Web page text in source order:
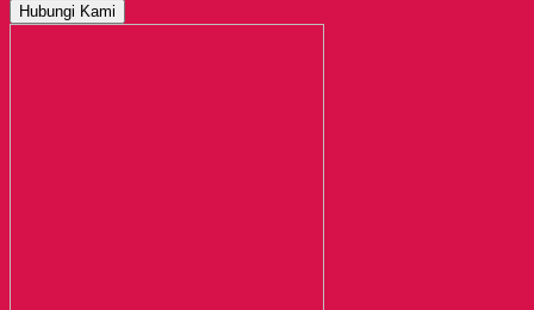
Hubungi Kami